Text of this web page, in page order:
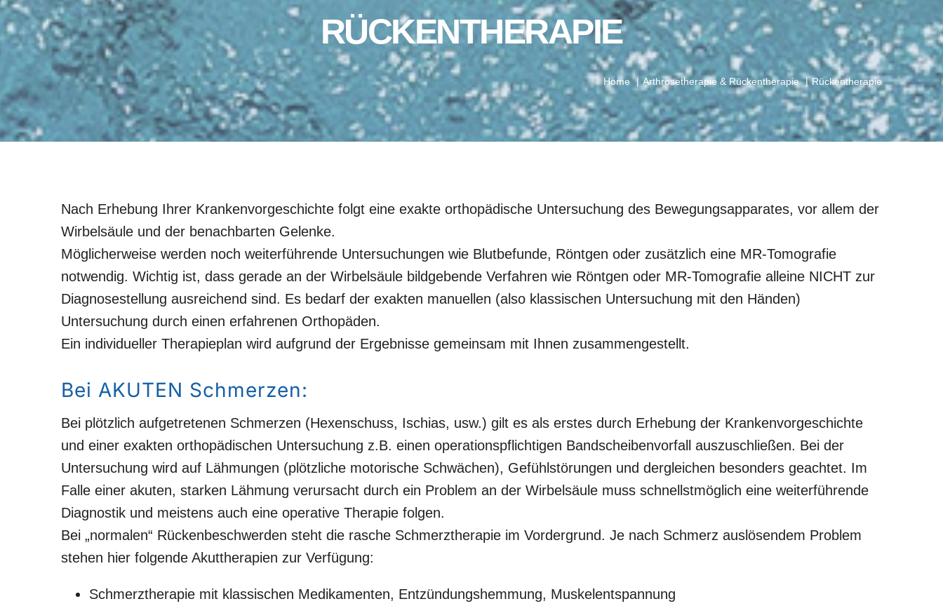
RÜCKENTHERAPIE
Home Arthrosetherapie & Rückentherapie Rückentherapie
Nach Erhebung Ihrer Krankenvorgeschichte folgt eine exakte orthopädische Untersuchung des Bewegungsapparates, vor allem der
Wirbelsäule und der benachbarten Gelenke.
Möglicherweise werden noch weiterführende Untersuchungen wie Blutbefunde, Röntgen oder zusätzlich eine MR-Tomografie
notwendig. Wichtig ist, dass gerade an der Wirbelsäule bildgebende Verfahren wie Röntgen oder MR-Tomografie alleine NICHT zur
Diagnosestellung ausreichend sind. Es bedarf der exakten manuellen (also klassischen Untersuchung mit den Händen)
Untersuchung durch einen erfahrenen Orthopäden.
Ein individueller Therapieplan wird aufgrund der Ergebnisse gemeinsam mit Ihnen zusammengestellt.
Bei AKUTEN Schmerzen:
Bei plötzlich aufgetretenen Schmerzen (Hexenschuss, Ischias, usw.) gilt es als erstes durch Erhebung der Krankenvorgeschichte
und einer exakten orthopädischen Untersuchung z.B. einen operationspflichtigen Bandscheibenvorfall auszuschließen. Bei der
Untersuchung wird auf Lähmungen (plötzliche motorische Schwächen), Gefühlstörungen und dergleichen besonders geachtet. Im
Falle einer akuten, starken Lähmung verursacht durch ein Problem an der Wirbelsäule muss schnellstmöglich eine weiterführende
Diagnostik und meistens auch eine operative Therapie folgen.
Bei „normalen“ Rückenbeschwerden steht die rasche Schmerztherapie im Vordergrund. Je nach Schmerz auslösendem Problem
stehen hier folgende Akuttherapien zur Verfügung:
Schmerztherapie mit klassischen Medikamenten, Entzündungshemmung, Muskelentspannung